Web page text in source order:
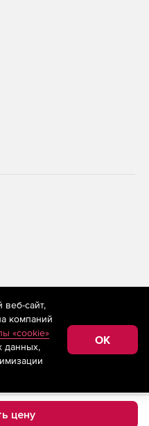
цену
применяются
технологии
сбора,
относящихся к
«Интернет»,
Федерации)
сайт,
компаний
«cookie»
данных,
OK